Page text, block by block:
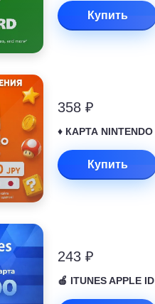
Купить
358 ₽
♦️ КАРТА
Купить
243 ₽
🍎 ITUNES